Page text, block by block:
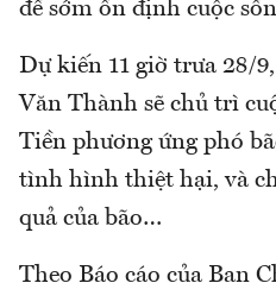
để sớm ổn định cuộc
Dự kiến 11 giờ trưa 28/
Văn Thành sẽ chủ trì
Tiền phương ứng phó
tình hình thiệt hại, và
quả của bão…
Theo Báo cáo của Ban